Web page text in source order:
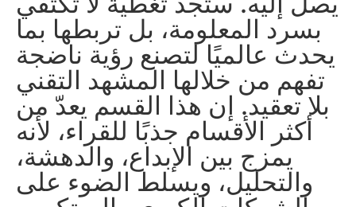
بسرد المعلومة، بل تربطها بما
يحدث عالميًا لتصنع رؤية ناضجة
تفهم من خلالها المشهد التقني
بلا تعقيد. إن هذا القسم يعدّ من
أكثر الأقسام جذبًا للقراء، لأنه
يمزج بين الإبداع، والدهشة،
والتحليل، ويسلط الضوء على